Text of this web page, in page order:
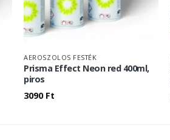
AEROSZOLOS FESTÉK
Prisma Effect Neon red 400ml,
piros
3090 Ft